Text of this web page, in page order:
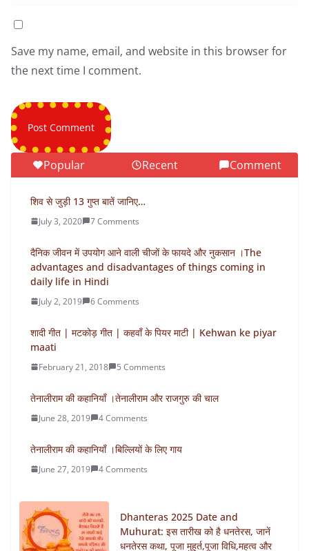
Save my name, email, and website in this browser for
the next time I comment.
Popular Recent Comment
शिव से जुड़ी 13 गुप्त बातें जानिए…
July 3, 2020 7 Comments
दैनिक जीवन में उपयोग आने वाली चीजों के फायदे और नुकसान ।The
advantages and disadvantages of things coming in
daily life in Hindi
July 2, 2019 6 Comments
शादी गीत | मटकोड़ गीत | कहवाँ के पियर माटी | Kehwan ke piyar
maati
February 21, 2018 5 Comments
तेनालीराम की कहानियाँ ।तेनालीराम और राजगुरु की चाल
June 28, 2019 4 Comments
तेनालीराम की कहानियाँ ।बिल्लियों के लिए गाय
June 27, 2019 4 Comments
Dhanteras 2025 Date and
Muhurat: इस तारीख को है धनतेरस, जानें
धनतेरस कथा, पूजा मुहूर्त,पूजा विधि,महत्व और